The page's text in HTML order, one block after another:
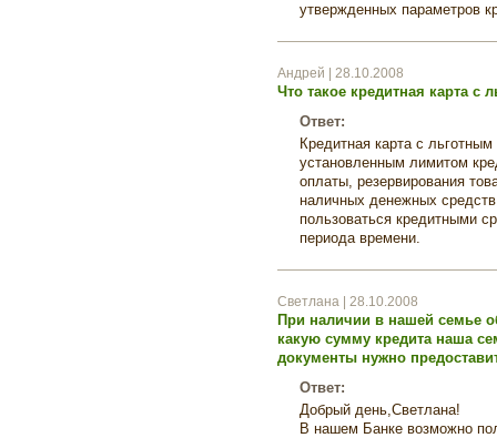
утвержденных параметров
Андрей | 28.10.2008
Что такое кредитная карта с
Ответ:
Кредитная карта с
установленным лимитом
оплаты, резервирования
наличных денежных
пользоваться кредитными
периода времени.
Светлана | 28.10.2008
При наличии в нашей семье
какую сумму кредита наша
документы нужно
Ответ:
Добрый день,Светлана!
В нашем Банке возможно